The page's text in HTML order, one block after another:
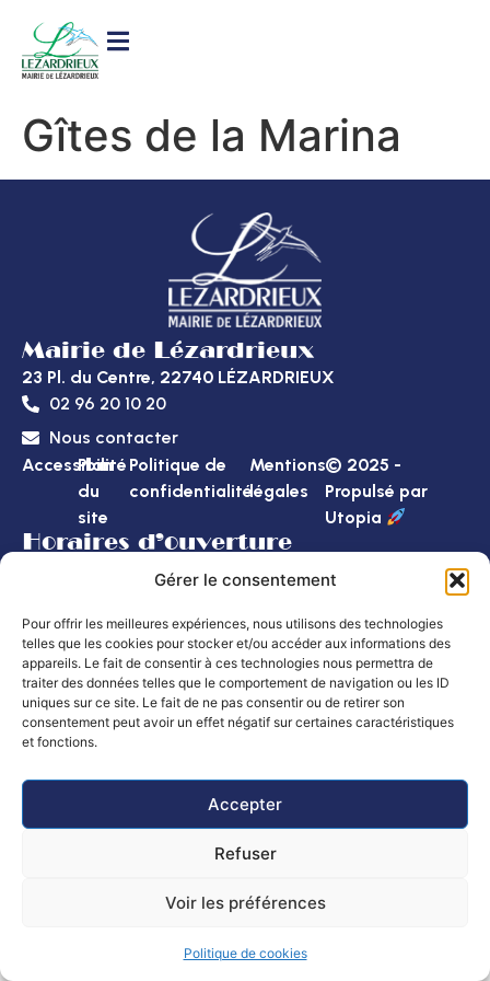
Gérer le consentement
Pour offrir les meilleures expériences, nous utilisons des technologies
telles que les cookies pour stocker et/ou accéder aux informations des
appareils. Le fait de consentir à ces technologies nous permettra de
traiter des données telles que le comportement de navigation ou les ID
uniques sur ce site. Le fait de ne pas consentir ou de retirer son
consentement peut avoir un effet négatif sur certaines caractéristiques
et fonctions.
Accepter
Refuser
Voir les préférences
Politique de cookies
principal
Gîtes de la Marina
Mairie de Lézardrieux
23 Pl. du Centre, 22740 LÉZARDRIEUX
02 96 20 10 20
Nous contacter
Accessibilité
Plan
du
site
Politique de
confidentialité
Mentions
légales
© 2025 -
Propulsé par
Utopia
Horaires d’ouverture
: Lundi, mardi, mercredi et vendredi
Le jeudi de 8h30 à 12h
Poste : Lundi au vendredi : 8h30 – 12h
Samedi de 9h à 12h